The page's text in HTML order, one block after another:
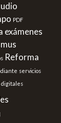
PDF
exámenes
Reforma
servicios